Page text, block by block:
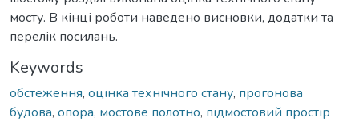
мосту. В кінці роботи наведено висновки, додатки та
перелік посилань.
Keywords
обстеження, оцінка технічного стану, прогонова
будова, опора, мостове полотно, підмостовий простір